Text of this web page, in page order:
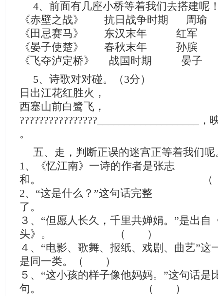
4、前面有几座小桥等着我们去搭建呢
《赤壁之战》 抗日战争时期 周
《田忌赛马》 东汉末年 红军
《晏子使楚》 春秋末年 孙
《飞夺泸定桥》 战国时期 晏
5、诗歌对对碰。（3分）
日出江花红胜火，
西塞山前白鹭飞，
????????????????___________________
。
五、走，判断正误的迷宫正等着我们
1、《忆江南》一诗的作者是张志
和。 （
2、“这是什么？”这句话完整
了。 （
３、“但愿人长久，千里共婵娟。”是出自
头》。 （ ）
４、“电影、歌舞、报纸、戏剧、曲艺”这
是同一类。（ ）
５、“这小孩的样子像他妈妈。”这句话是
句。 （ ）